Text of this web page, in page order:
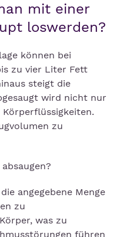
mit einer
loswerden?
können bei
zu vier Liter Fett
steigt die
wird nicht nur
zu
angegebene Menge
zu
was zu
führen